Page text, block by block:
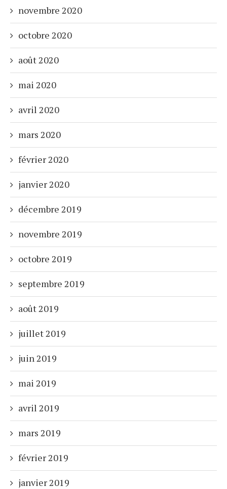
novembre 2020
octobre 2020
août 2020
mai 2020
avril 2020
mars 2020
février 2020
janvier 2020
décembre 2019
novembre 2019
octobre 2019
septembre 2019
août 2019
juillet 2019
juin 2019
mai 2019
avril 2019
mars 2019
février 2019
janvier 2019